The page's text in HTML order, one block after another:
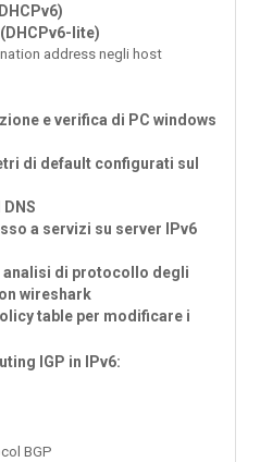
lite)
address negli host
e verifica di PC windows
di default configurati sul
a servizi su server IPv6
di protocollo degli
wireshark
table per modificare i
IGP in IPv6:
BGP